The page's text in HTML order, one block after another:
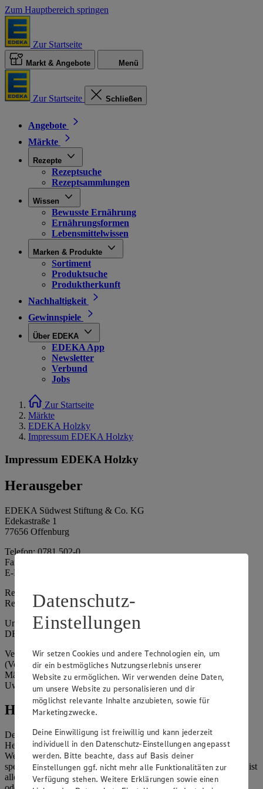
Zum Hauptbereich springen
Zur Startseite
Markt & Angebote Menü
Zur Startseite Schließen
Angebote
Märkte
Rezepte
Rezeptsuche
Rezeptsammlungen
Wissen
Bewusste Ernährung
Ernährungsformen
Lebensmittelwissen
Marken & Produkte
Sortiment
Produktsuche
Produktherkunft
Nachhaltigkeit
Gewinnspiele
Über EDEKA
EDEKA App
Newsletter
Verbund
Jobs
Zur Startseite
Märkte
EDEKA Holzky
Impressum EDEKA Holzky
Impressum EDEKA Holzky
Herausgeber
EDEKA Südwest Stiftung & Co. KG
Edekastraße 1
77656 Offenburg
Telefon: 0781 502-0
Fax: 0781 502-6180
E-Mail: kundenservice@edeka-suedwest.de
Registergericht: Amtsgericht Freiburg i.B.
Registernummer: HRA 707629
Umsatzsteuer-Identifikationsnummer gem. § 27a UStG:
DE815916131
Vertretungsberechtigte: Rainer Huber (Sprecher)
(Vorstandsmitglied), Klaus Fickert (Vorstandsmitglied), Jürgen
Mäder (Vorstandsmitglied), Patrick Mogck (Vorstandsmitglied),
Uwe Kohler
Hinweise
Der Inhalt dieser Website ist urheberrechtlich geschützt. Der
Herausgeber gewährt Ihnen jedoch das Recht, den auf dieser
Website bereitgestellten Text ganz oder ausschnittsweise zu
speichern und zu vervielfältigen. Aus Gründen des Urheberrechts ist
allerdings die Speicherung und Vervielfältigung von Bildmaterial
Datenschutz-
Einstellungen
Wir setzen Cookies und andere Technologien ein, um
dir ein bestmögliches Nutzungserlebnis unserer
Website zu ermöglichen. Wir verwenden deine Daten,
um unsere Website zu personalisieren und dir
möglichst relevante Inhalte anzubieten, sowie für
Marketingzwecke.
Deine Einwilligung ist freiwillig und kann jederzeit
individuell in den Datenschutz-Einstellungen angepasst
werden. Bitte beachte, dass auf Basis deiner
Einstellungen ggf. nicht mehr alle Funktionalitäten zur
Verfügung stehen. Weitere Erklärungen sowie einen